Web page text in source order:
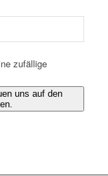
zufällige
uns auf den